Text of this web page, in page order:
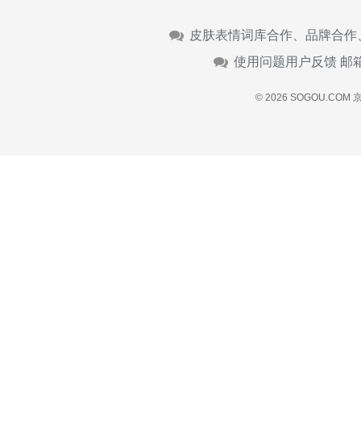
皮肤表情词库合作、品牌合
使用问题用户反馈 邮
© 2026 SOGOU.COM